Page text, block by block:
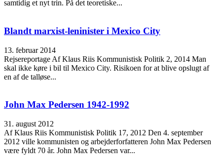
samtidig et nyt trin. På det teoretiske...
Blandt marxist-leninister i Mexico City
13. februar 2014
Rejsereportage Af Klaus Riis Kommunistisk Politik 2, 2014 Man
skal ikke køre i bil til Mexico City. Risikoen for at blive opslugt af
en af de talløse...
John Max Pedersen 1942-1992
31. august 2012
Af Klaus Riis Kommunistisk Politik 17, 2012 Den 4. september
2012 ville kommunisten og arbejderforfatteren John Max Pedersen
være fyldt 70 år. John Max Pedersen var...